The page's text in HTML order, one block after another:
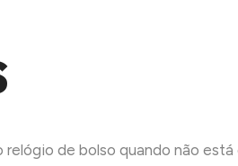
de bolso quando não está